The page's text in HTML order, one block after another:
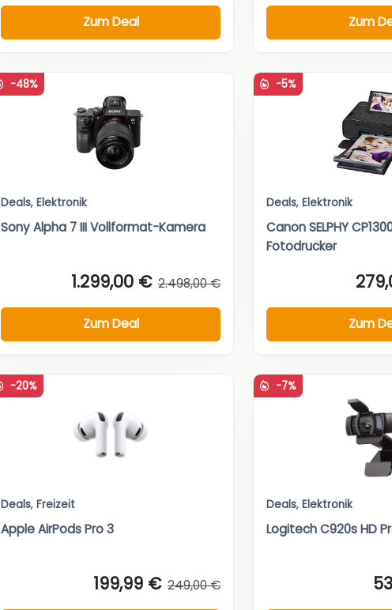
Zum Deal Zum
-48%
Deals, Elektronik
Sony Alpha 7 III Vollformat-Kamera
1.299,00 € 2.498,00 €
Zum Deal
-5%
Deals, Elektronik
Canon SELPHY
Fotodrucker
Zum
-20%
Deals, Freizeit
Apple AirPods Pro 3
199,99 € 249,00 €
-7%
Deals, Elektronik
Logitech C920s HD